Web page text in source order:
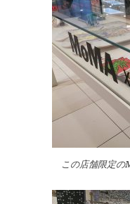
この店舗限定の